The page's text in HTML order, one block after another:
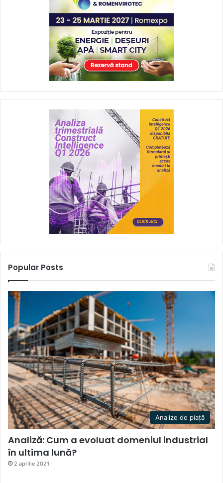
Popular Posts
Analize de piață
Analiză: Cum a evoluat domeniul industrial
în ultima lună?
2 aprilie 2021